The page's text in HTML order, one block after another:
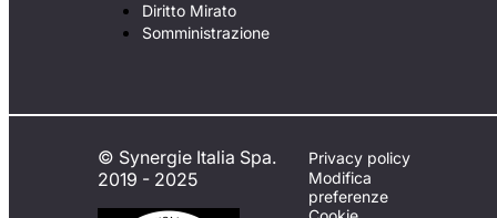
Diritto Mirato
Somministrazione
© Synergie Italia Spa.
2019 - 2025
Privacy policy
Modifica
preferenze